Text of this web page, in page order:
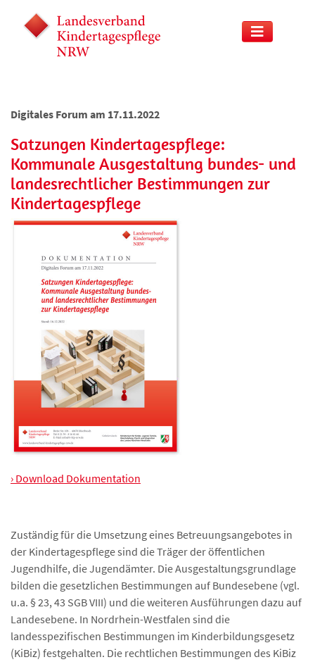
Digitales Forum am 17.11.2022
Satzungen Kindertagespflege:
Kommunale Ausgestaltung bundes- und
landesrechtlicher Bestimmungen zur
Kindertagespflege
› Download Dokumentation
Zuständig für die Umsetzung eines Betreuungsangebotes in
der Kindertagespflege sind die Träger der öffentlichen
Jugendhilfe, die Jugendämter. Die Ausgestaltungsgrundlage
bilden die gesetzlichen Bestimmungen auf Bundesebene (vgl.
u.a. § 23, 43 SGB VIII) und die weiteren Ausführungen dazu auf
Landesebene. In Nordrhein-Westfalen sind die
landesspezifischen Bestimmungen im Kinderbildungsgesetz
(KiBiz) festgehalten. Die rechtlichen Bestimmungen des KiBiz